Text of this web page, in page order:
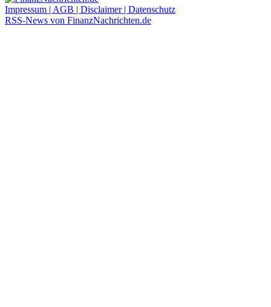
Impressum | AGB | Disclaimer | Datenschutz
RSS-News von FinanzNachrichten.de